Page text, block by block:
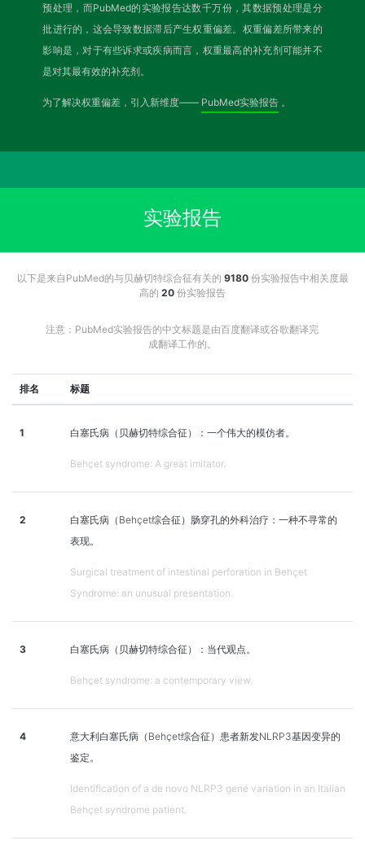
预处理，而PubMed的实验报告达数千万份，其数据预处理是分
批进行的，这会导致数据滞后产生权重偏差。权重偏差所带来的
影响是，对于有些诉求或疾病而言，权重最高的补充剂可能并不
是对其最有效的补充剂。
为了解决权重偏差，引入新维度—— PubMed实验报告 。
实验报告
以下是来自PubMed的与贝赫切特综合征有关的 9180份实验报告中相关度最
高的 20 份实验报告
注意：PubMed实验报告的中文标题是由百度翻译或谷歌翻译完
成翻译工作的。
排名 标题
1 白塞氏病（贝赫切特综合征）：一个伟大的模仿者。
Behçet syndrome: A great imitator.
2
白塞氏病（Behçet综合征）肠穿孔的外科治疗：一种不寻常的
表现。
Surgical treatment of intestinal perforation in Behçet
Syndrome: an unusual presentation.
3 白塞氏病（贝赫切特综合征）：当代观点。
Behçet syndrome: a contemporary view.
4
意大利白塞氏病（Behçet综合征）患者新发NLRP3基因变异的
鉴定。
Identification of a de novo NLRP3 gene variation in an Italian
Behçet syndrome patient.